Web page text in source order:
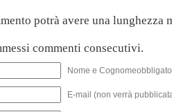
potrà avere una lunghezza
commenti consecutivi.
Nome e
E-mail (non verrà